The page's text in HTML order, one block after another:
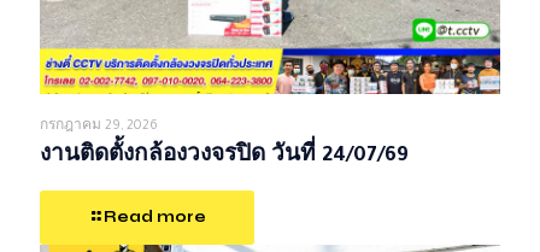
กรกฎาคม 29, 2026
งานติดตั้งกล้องวงจรปิด วันที่ 24/07/69
Read more